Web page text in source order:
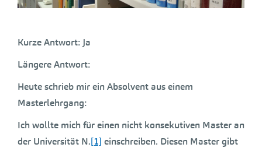
Kurze Antwort: Ja
Längere Antwort:
Heute schrieb mir ein Absolvent aus einem
Masterlehrgang:
Ich wollte mich für einen nicht konsekutiven Master an
der Universität N.[1] einschreiben. Diesen Master gibt